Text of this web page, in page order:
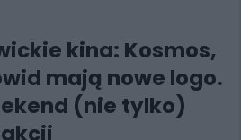
kina: Kosmos,
mają nowe logo.
(nie tylko)